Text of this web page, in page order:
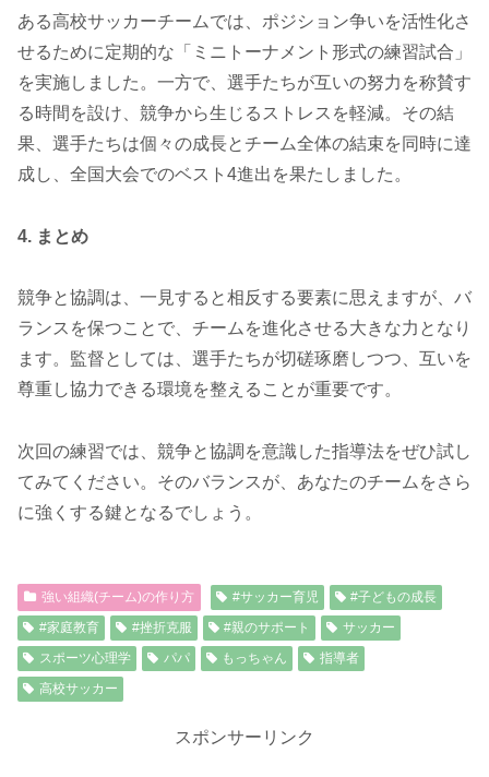
ある高校サッカーチームでは、ポジション争いを活性化さ
せるために定期的な「ミニトーナメント形式の練習試合」
を実施しました。一方で、選手たちが互いの努力を称賛す
る時間を設け、競争から生じるストレスを軽減。その結
果、選手たちは個々の成長とチーム全体の結束を同時に達
成し、全国大会でのベスト4進出を果たしました。
4. まとめ
競争と協調は、一見すると相反する要素に思えますが、バ
ランスを保つことで、チームを進化させる大きな力となり
ます。監督としては、選手たちが切磋琢磨しつつ、互いを
尊重し協力できる環境を整えることが重要です。
次回の練習では、競争と協調を意識した指導法をぜひ試し
てみてください。そのバランスが、あなたのチームをさら
に強くする鍵となるでしょう。
強い組織(チーム)の作り方 #サッカー育児
#子どもの成長
#家庭教育
#挫折克服 #親のサポート
サッカー
スポーツ心理学
パパ もっちゃん
指導者
高校サッカー
スポンサーリンク